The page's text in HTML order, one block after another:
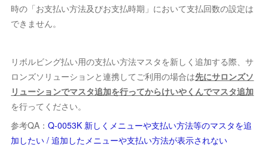
時の「お支払い方法及びお支払時期」において支払回数の設定は
できません。
リボルビング払い用の支払い方法マスタを新しく追加する際、サ
ロンズソリューションと連携してご利用の場合は先にサロンズソ
リューションでマスタ追加を行ってからけいやくんでマスタ追加
を行ってください。
参考QA：Q-0053K 新しくメニューや支払い方法等のマスタを追
加したい / 追加したメニューや支払い方法が表示されない